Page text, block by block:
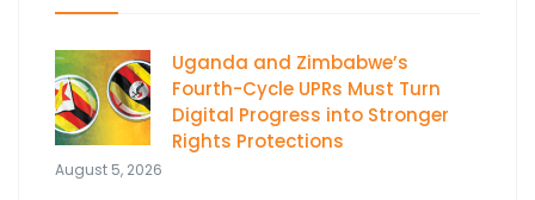
Uganda and Zimbabwe’s
Fourth-Cycle UPRs Must Turn
Digital Progress into Stronger
Rights Protections
August 5, 2026